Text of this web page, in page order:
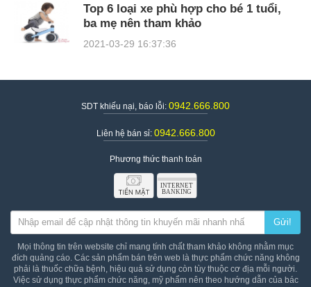
Top 6 loại xe phù hợp cho bé 1 tuổi,
ba mẹ nên tham khảo
2021-03-29 16:37:36
SDT khiếu nại, báo lỗi: 0942.666.800
Liên hệ bán sỉ: 0942.666.800
Phương thức thanh toán
Gửi!
Mọi thông tin trên website chỉ mang tính chất tham khảo không nhằm mục
đích quảng cáo. Các sản phẩm bán trên web là thực phẩm chức năng không
phải là thuốc chữa bệnh, hiệu quả sử dụng còn tùy thuộc cơ địa mỗi người.
Việc sử dụng thực phẩm chức năng, mỹ phẩm nên theo hướng dẫn của bác